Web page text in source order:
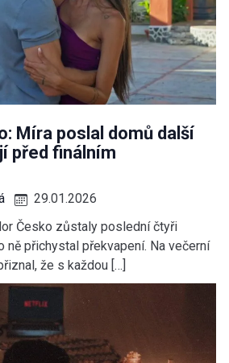
Míra poslal domů další
před finálním
29.01.2026
Česko zůstaly poslední čtyři
ně přichystal překvapení. Na večerní
že s každou […]